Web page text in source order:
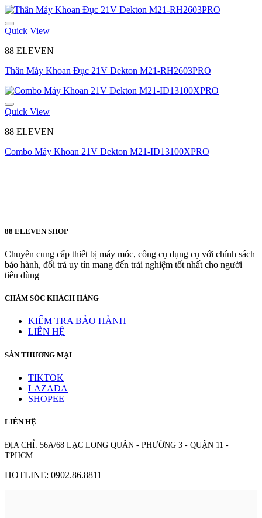
Quick View
88 ELEVEN
Thân Máy Khoan Đục 21V Dekton M21-RH2603PRO
Quick View
88 ELEVEN
Combo Máy Khoan 21V Dekton M21-ID13100XPRO
88 ELEVEN SHOP
Chuyên cung cấp thiết bị máy móc, công cụ dụng cụ với chính sách
bảo hành, đổi trả uy tín mang đến trải nghiệm tốt nhất cho người
tiêu dùng
CHĂM SÓC KHÁCH HÀNG
KIỂM TRA BẢO HÀNH
LIÊN HỆ
SÀN THƯƠNG MẠI
TIKTOK
LAZADA
SHOPEE
LIÊN HỆ
ĐỊA CHỈ: 56A/68 LẠC LONG QUÂN - PHƯỜNG 3 - QUẬN 11 -
TPHCM
HOTLINE: 0902.86.8811